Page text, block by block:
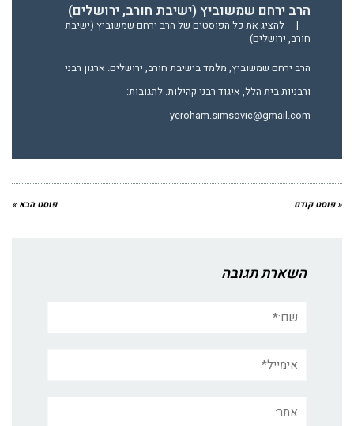
הרב ירחם שמשוביץ (ישיבת חורב, ירושלים)
|
להציג את כל הפוסטים של הרב ירחם שמשוביץ (ישיבת
חורב, ירושלים)
הרב ירחם שמשוביץ, מלמד בישיבת חורב, ירושלים. ארגון רבני
ורבניות בית הלל, איגוד רבני קהילות. לתגובות:
yeroham.simsovic@gmail.com
« פוסט קודם פוסט הבא »
השארת תגובה